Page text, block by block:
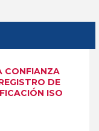
CONFIANZA
DE
ISO